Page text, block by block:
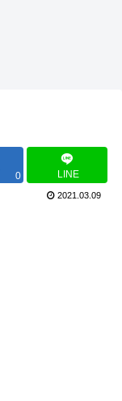
0 LINE
2021.03.09